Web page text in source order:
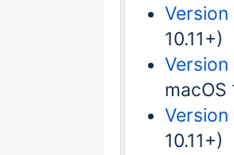
Version
10.11+)
Version
macOS
10.11+)